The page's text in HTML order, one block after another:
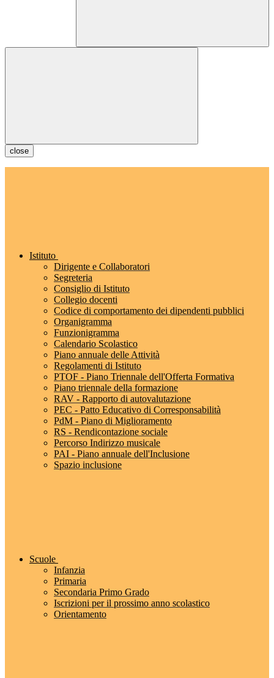
close
Istituto
Dirigente e Collaboratori
Segreteria
Consiglio di Istituto
Collegio docenti
Codice di comportamento dei dipendenti pubblici
Organigramma
Funzionigramma
Calendario Scolastico
Piano annuale delle Attività
Regolamenti di Istituto
PTOF - Piano Triennale dell'Offerta Formativa
Piano triennale della formazione
RAV - Rapporto di autovalutazione
PEC - Patto Educativo di Corresponsabilità
PdM - Piano di Miglioramento
RS - Rendicontazione sociale
Percorso Indirizzo musicale
PAI - Piano annuale dell'Inclusione
Spazio inclusione
Scuole
Infanzia
Primaria
Secondaria Primo Grado
Iscrizioni per il prossimo anno scolastico
Orientamento